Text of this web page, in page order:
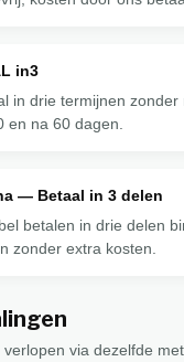
in3
in drie termijnen zonder
en na 60 dagen.
— Betaal in 3 delen
betalen in drie delen
zonder extra kosten.
via dezelfde